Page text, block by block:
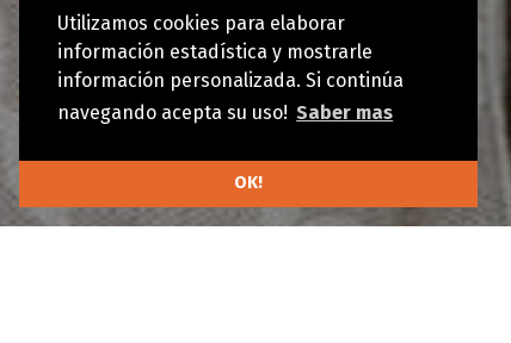
Utilizamos cookies para elaborar
información estadística y mostrarle
información personalizada. Si continúa
navegando acepta su uso! Saber mas
OK!